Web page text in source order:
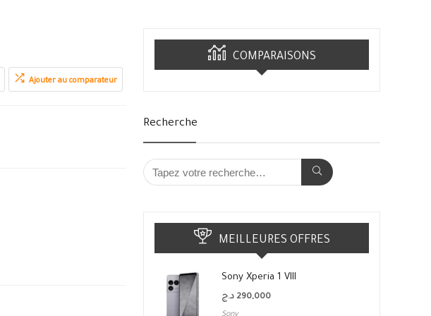
Ajouter au comparateur
COMPARAISONS
Recherche
MEILLEURES OFFRES
Sony Xperia 1 VIII
290,000 د.ج